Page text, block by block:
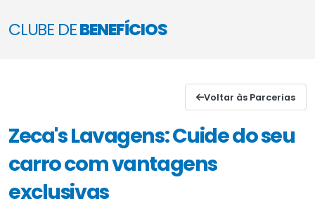
CLUBE DEBENEFÍCIOS
Voltar às Parcerias
Zeca's Lavagens: Cuide do seu
carro com vantagens
exclusivas